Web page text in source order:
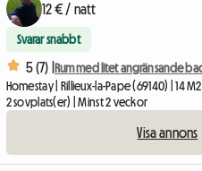
12 € / natt
Svarar snabbt
5 (7) |
Homestay | Rillieux-la-Pape (69140) | 14 M2
2 sovplats(er) | Minst 2 veckor
Visa annons